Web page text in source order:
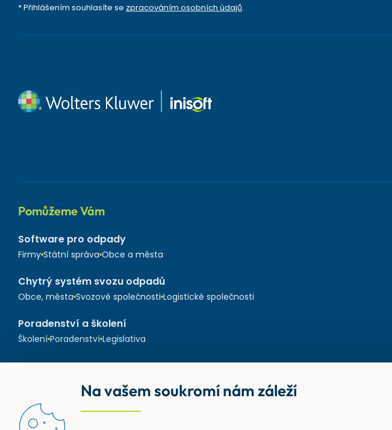
* Přihlášením souhlasíte se zpracováním osobních údajů.
Pomůžeme Vám
Software pro odpady
Firmy Státní správa Obce a města
Chytrý systém svozu odpadů
Obce, města Svozové společnosti Logistické společnosti
Poradenství a školení
Školení Poradenství Legislativa
Na vašem soukromí nám záleží